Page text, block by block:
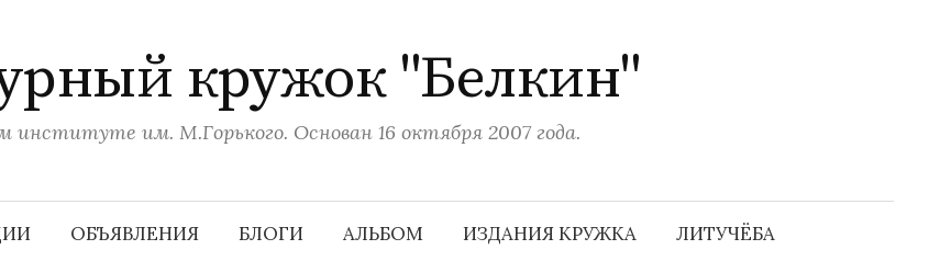
кружок "Белкин"
им. М.Горького. Основан 16 октября 2007 года.
ОБЪЯВЛЕНИЯ БЛОГИ АЛЬБОМ ИЗДАНИЯ КРУЖКА ЛИТУЧЁБА